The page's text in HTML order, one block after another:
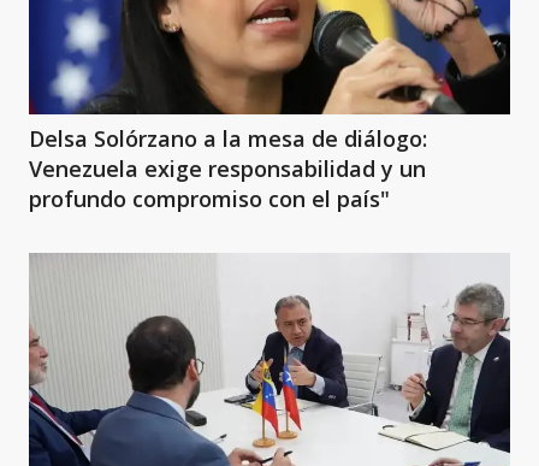
Delsa Solórzano a la mesa de diálogo:
Venezuela exige responsabilidad y un
profundo compromiso con el país"